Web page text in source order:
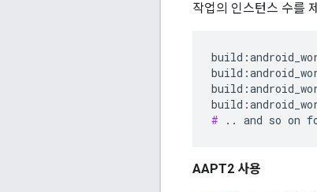
작업의 인스턴스 수를
#
AAPT2 사용